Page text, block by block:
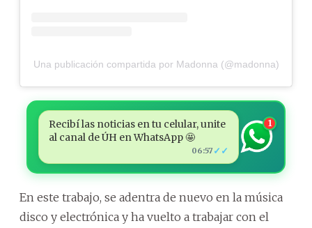
Una publicación compartida por Madonna (@madonna)
Recibí las noticias en tu celular, unite
al canal de ÚH en WhatsApp 🤩
06:57 ✓✓
1
En este trabajo, se adentra de nuevo en la música
disco y electrónica y ha vuelto a trabajar con el